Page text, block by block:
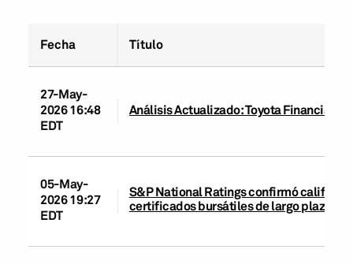
Fecha Título
27-May-
2026 16:48
EDT
Análisis Actualizado: Toyota Financial
05-May-
2026 19:27
EDT
S&P National Ratings confirmó
certificados bursátiles de largo plazo de